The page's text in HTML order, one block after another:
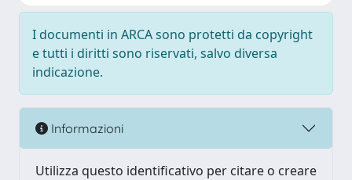
I documenti in ARCA sono protetti da copyright
e tutti i diritti sono riservati, salvo diversa
indicazione.
Informazioni
Utilizza questo identificativo per citare o creare